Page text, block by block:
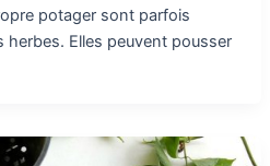
potager sont parfois
herbes. Elles peuvent pousser